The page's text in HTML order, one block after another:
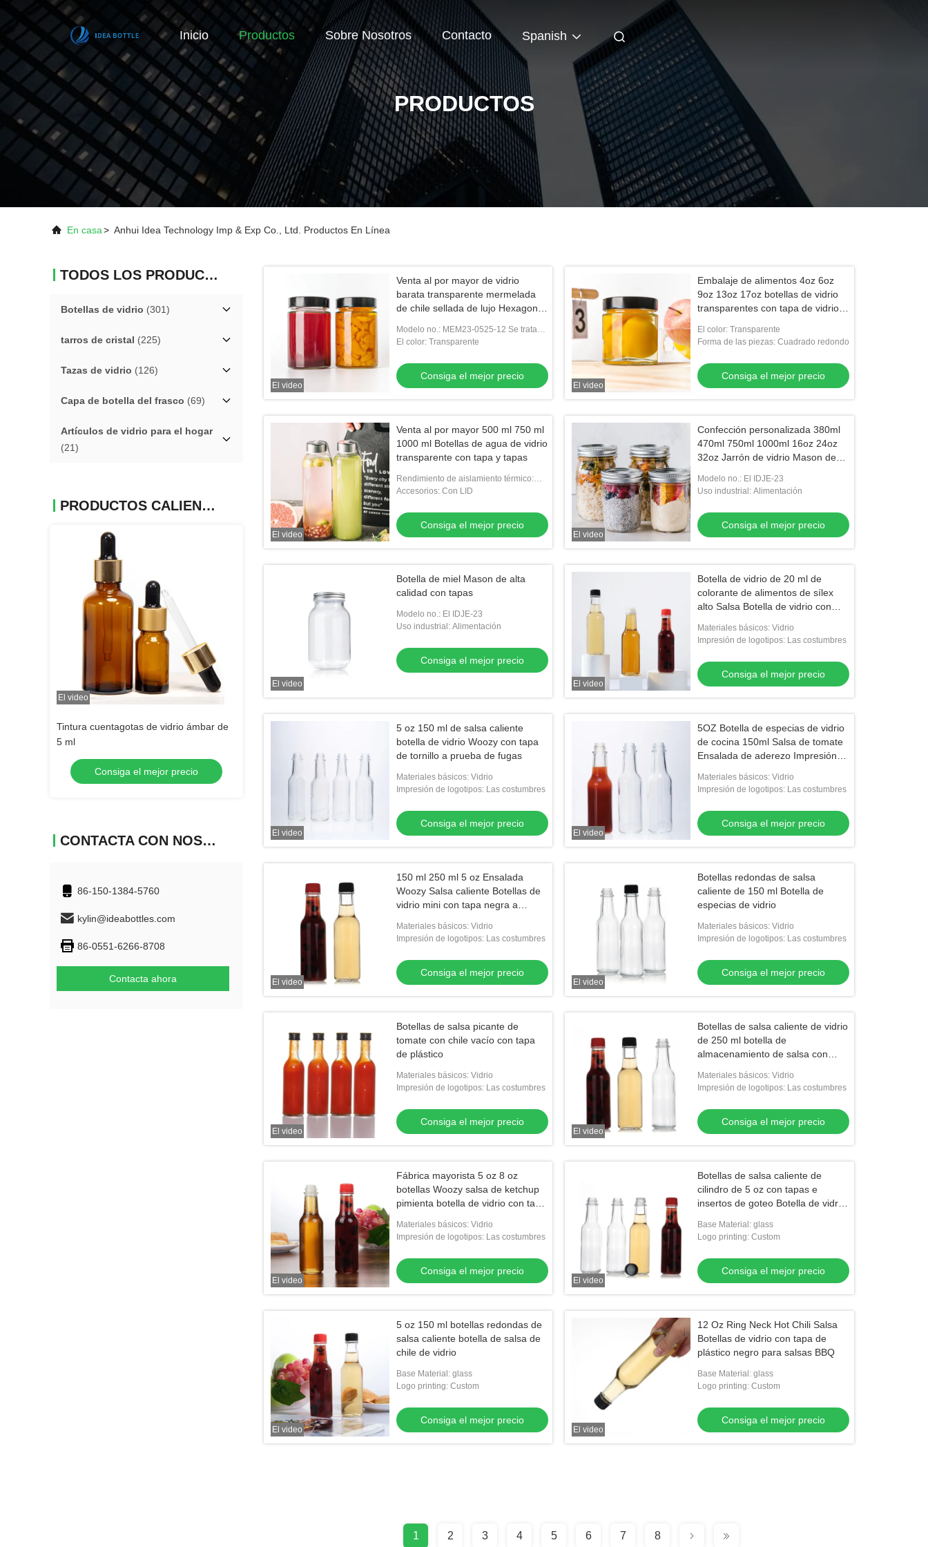
Inicio Productos Sobre Nosotros Contacto Spanish
PRODUCTOS
En casa> Anhui Idea Technology Imp & Exp Co., Ltd. Productos En Línea
TODOS LOS PRODUCTOS
Botellas de vidrio (301)
tarros de cristal (225)
Tazas de vidrio (126)
Capa de botella del frasco (69)
Artículos de vidrio para el hogar
(21)
PRODUCTOS CALIENTES
El video
Tintura cuentagotas de vidrio ámbar de
5 ml
Consiga el mejor precio
El video
Consiga el mejor precio
El video
Botella de agua de vidrio borosilicato de
35 ml
Consiga el mejor precio
El video
Botella de agua potable de vidrio
borosilicato
Consiga el mejor precio
El video
Botella de jugo de bebida 8 oz
CONTACTA CON NOSOTROS
86-150-1384-5760
kylin@ideabottles.com
86-0551-6266-8708
Contacta ahora
El video
Venta al por mayor de vidrio
barata transparente mermelada
de chile sellada de lujo Hexagon
Modelo no.: MEM23-0525-12 Se trata
de un proyecto de investigación
El color: Transparente
Consiga el mejor precio
El video
Embalaje de alimentos 4oz 6oz
9oz 13oz 17oz botellas de vidrio
transparentes con tapa de vidrio
El color: Transparente
Forma de las piezas: Cuadrado redondo
Consiga el mejor precio
El video
Venta al por mayor 500 ml 750 ml
1000 ml Botellas de agua de vidrio
transparente con tapa y tapas
Rendimiento de aislamiento térmico:
aislamiento térmico
Accesorios: Con LID
Consiga el mejor precio
El video
Confección personalizada 380ml
470ml 750ml 1000ml 16oz 24oz
32oz Jarrón de vidrio Mason de
Modelo no.: El IDJE-23
Uso industrial: Alimentación
Consiga el mejor precio
El video
Botella de miel Mason de alta
calidad con tapas
Modelo no.: El IDJE-23
Uso industrial: Alimentación
Consiga el mejor precio
El video
Botella de vidrio de 20 ml de
colorante de alimentos de sílex
alto Salsa Botella de vidrio con
Materiales básicos: Vidrio
Impresión de logotipos: Las costumbres
Consiga el mejor precio
El video
5 oz 150 ml de salsa caliente
botella de vidrio Woozy con tapa
de tornillo a prueba de fugas
Materiales básicos: Vidrio
Impresión de logotipos: Las costumbres
Consiga el mejor precio
El video
5OZ Botella de especias de vidrio
de cocina 150ml Salsa de tomate
Ensalada de aderezo Impresión
Materiales básicos: Vidrio
Impresión de logotipos: Las costumbres
Consiga el mejor precio
El video
150 ml 250 ml 5 oz Ensalada
Woozy Salsa caliente Botellas de
vidrio mini con tapa negra a
Materiales básicos: Vidrio
Impresión de logotipos: Las costumbres
Consiga el mejor precio
El video
Botellas redondas de salsa
caliente de 150 ml Botella de
especias de vidrio
Materiales básicos: Vidrio
Impresión de logotipos: Las costumbres
Consiga el mejor precio
El video
Botellas de salsa picante de
tomate con chile vacío con tapa
de plástico
Materiales básicos: Vidrio
Impresión de logotipos: Las costumbres
Consiga el mejor precio
El video
Botellas de salsa caliente de vidrio
de 250 ml botella de
almacenamiento de salsa con
Materiales básicos: Vidrio
Impresión de logotipos: Las costumbres
Consiga el mejor precio
El video
Fábrica mayorista 5 oz 8 oz
botellas Woozy salsa de ketchup
pimienta botella de vidrio con tapa
Materiales básicos: Vidrio
Impresión de logotipos: Las costumbres
Consiga el mejor precio
El video
Botellas de salsa caliente de
cilindro de 5 oz con tapas e
insertos de goteo Botella de vidrio
Base Material: glass
Logo printing: Custom
Consiga el mejor precio
El video
5 oz 150 ml botellas redondas de
salsa caliente botella de salsa de
chile de vidrio
Base Material: glass
Logo printing: Custom
Consiga el mejor precio
El video
12 Oz Ring Neck Hot Chili Salsa
Botellas de vidrio con tapa de
plástico negro para salsas BBQ
Base Material: glass
Logo printing: Custom
Consiga el mejor precio
1 2 3 4 5 6 7 8